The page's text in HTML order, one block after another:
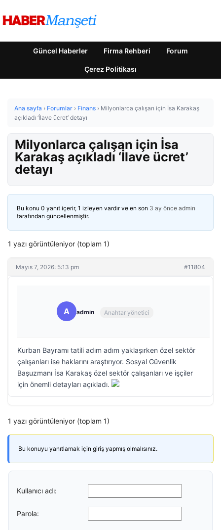
Güncel Haberler Firma Rehberi Forum
Çerez Politikası
Ana sayfa › Forumlar › Finans › Milyonlarca çalışan için İsa Karakaş
açıkladı ‘İlave ücret’ detayı
Milyonlarca çalışan için İsa
Karakaş açıkladı ‘İlave ücret’
detayı
Bu konu 0 yanıt içerir, 1 izleyen vardır ve en son 3 ay önce admin
tarafından güncellenmiştir.
1 yazı görüntüleniyor (toplam 1)
Mayıs 7, 2026: 5:13 pm #11804
A admin Anahtar yönetici
Kurban Bayramı tatili adım adım yaklaşırken özel sektör
çalışanları ise haklarını araştırıyor. Sosyal Güvenlik
Başuzmanı İsa Karakaş özel sektör çalışanları ve işçiler
için önemli detayları açıkladı.
1 yazı görüntüleniyor (toplam 1)
Bu konuyu yanıtlamak için giriş yapmış olmalısınız.
Kullanıcı adı:
Parola: